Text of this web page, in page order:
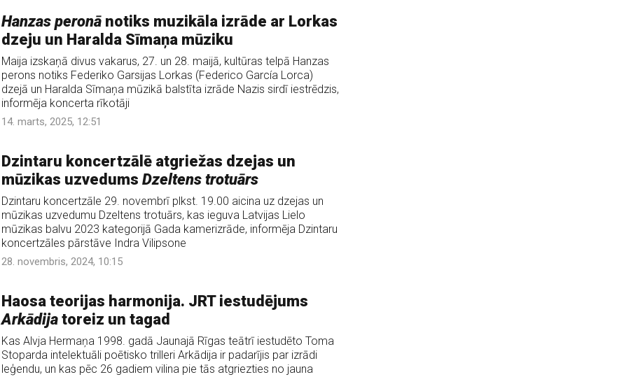
Hanzas peronānotiks muzikāla izrāde ar Lorkas
dzeju un Haralda Sīmaņa mūziku
Maija izskaņā divus vakarus, 27. un 28. maijā, kultūras telpā Hanzas
perons notiks Federiko Garsijas Lorkas (Federico García Lorca)
dzejā un Haralda Sīmaņa mūzikā balstīta izrāde Nazis sirdī iestrēdzis,
informēja koncerta rīkotāji
14. marts, 2025, 12:51
Dzintaru koncertzālē atgriežas dzejas un
mūzikas uzvedums Dzeltens trotuārs
Dzintaru koncertzāle 29. novembrī plkst. 19.00 aicina uz dzejas un
mūzikas uzvedumu Dzeltens trotuārs, kas ieguva Latvijas Lielo
mūzikas balvu 2023 kategorijā Gada kamerizrāde, informēja Dzintaru
koncertzāles pārstāve Indra Vilipsone
28. novembris, 2024, 10:15
Haosa teorijas harmonija. JRT iestudējums
Arkādijatoreiz un tagad
Kas Alvja Hermaņa 1998. gadā Jaunajā Rīgas teātrī iestudēto Toma
Stoparda intelektuāli poētisko trilleri Arkādija ir padarījis par izrādi
leģendu, un kas pēc 26 gadiem vilina pie tās atgriezties no jauna